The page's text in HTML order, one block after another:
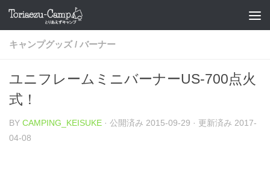
コンテンツへスキップ
キャンプグッズ / バーナー
ユニフレームミニバーナーUS-700点火
式！
BY CAMPING_KEISUKE · 公開済み 2015-09-29 · 更新済み 2017-
04-08